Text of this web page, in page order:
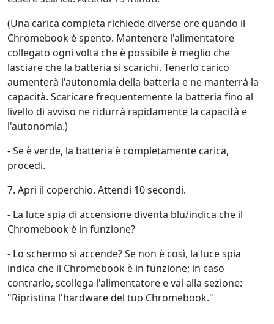
(Una carica completa richiede diverse ore quando il
Chromebook è spento. Mantenere l'alimentatore
collegato ogni volta che è possibile è meglio che
lasciare che la batteria si scarichi. Tenerlo carico
aumenterà l'autonomia della batteria e ne manterrà la
capacità. Scaricare frequentemente la batteria fino al
livello di avviso ne ridurrà rapidamente la capacità e
l'autonomia.)
- Se è verde, la batteria è completamente carica,
procedi.
7. Apri il coperchio. Attendi 10 secondi.
- La luce spia di accensione diventa blu/indica che il
Chromebook è in funzione?
- Lo schermo si accende? Se non è così, la luce spia
indica che il Chromebook è in funzione; in caso
contrario, scollega l'alimentatore e vai alla sezione:
"Ripristina l'hardware del tuo Chromebook."